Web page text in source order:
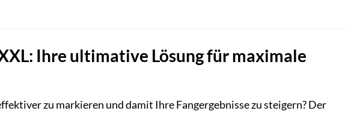
Ihre ultimative Lösung für maximale
zu markieren und damit Ihre Fangergebnisse zu steigern? Der